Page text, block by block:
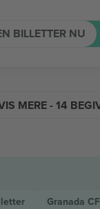
BILLETTER NU
MERE - 14
Granada